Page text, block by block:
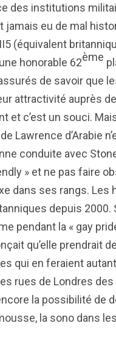
des institutions
jamais eu de mal
(équivalent
honorable 62ème
de savoir que
attractivité auprès
et c’est un souci.
Lawrence d’Arabie
conduite avec
» et ne pas faire
dans ses rangs. Les
depuis 2000.
pendant la « gay
qu’elle prendrait
qui en feraient
rues de Londres
la possibilité de
la sono dans